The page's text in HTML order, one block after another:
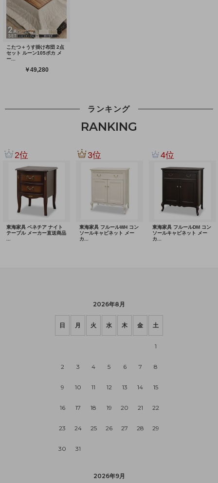
ランキング
RANKING
2026年8月
日 月 火 水 木 金 土
1
2 3 4 5 6 7 8
9 10 11 12 13 14 15
16 17 18 19 20 21 22
23 24 25 26 27 28 29
30 31
2026年9月